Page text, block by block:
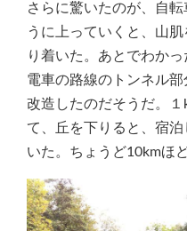
さらに驚いたのが、自
うに上っていくと、山
り着いた。あとでわか
電車の路線のトンネル
改造したのだそうだ。
て、丘を下りると、宿
いた。ちょうど10kmほ